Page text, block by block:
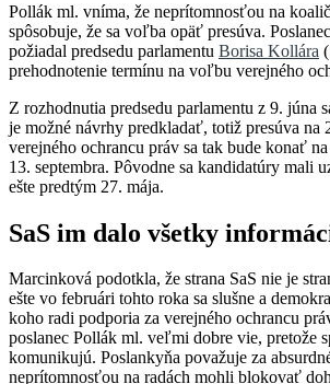
Pollák ml. vníma, že neprítomnosťou na
spôsobuje, že sa voľba opäť presúva.
požiadal predsedu parlamentu Borisa Kollára
prehodnotenie termínu na voľbu verejného
Z rozhodnutia predsedu parlamentu z 9. júna
je možné návrhy predkladať, totiž presúva na
verejného ochrancu práv sa tak bude konať
13. septembra. Pôvodne sa kandidatúry mali
ešte predtým 27. mája.
SaS im dalo všetky
Marcinková podotkla, že strana SaS nie je
ešte vo februári tohto roka sa slušne a
koho radi podporia za verejného ochrancu
poslanec Pollák ml. veľmi dobre vie, pretože
komunikujú. Poslankyňa považuje za
neprítomnosťou na radách mohli blokovať